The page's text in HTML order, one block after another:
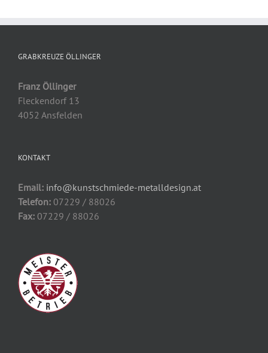
GRABKREUZE ÖLLINGER
Franz Öllinger
Fleckendorf 13
4052 Ansfelden
KONTAKT
Email: info@kunstschmiede-metalldesign.at
Telefon: 07229 / 88026
Fax: 07229 / 88026